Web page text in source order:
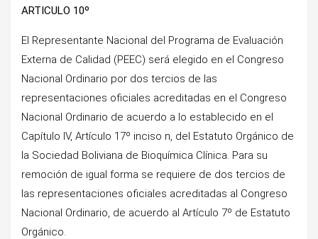
ARTICULO 10º
El Representante Nacional del Programa de Evaluación
Externa de Calidad (PEEC) será elegido en el Congreso
Nacional Ordinario por dos tercios de las
representaciones oficiales acreditadas en el Congreso
Nacional Ordinario de acuerdo a lo establecido en el
Capítulo IV, Artículo 17º inciso n, del Estatuto Orgánico de
la Sociedad Boliviana de Bioquímica Clínica. Para su
remoción de igual forma se requiere de dos tercios de
las representaciones oficiales acreditadas al Congreso
Nacional Ordinario, de acuerdo al Artículo 7º de Estatuto
Orgánico.